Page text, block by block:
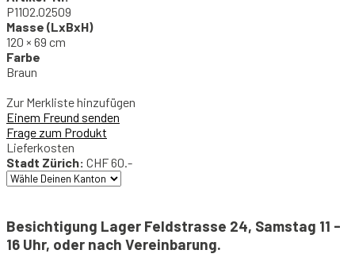
P1102.02509
Masse (LxBxH)
120 × 69 cm
Farbe
Braun
Zur Merkliste hinzufügen
Einem Freund senden
Frage zum Produkt
Lieferkosten
Stadt Zürich: CHF 60.-
Besichtigung Lager Feldstrasse 24, Samstag 11 -
16 Uhr, oder nach Vereinbarung.